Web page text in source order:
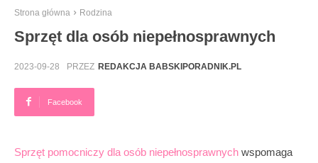
Strona główna Rodzina
Sprzęt dla osób niepełnosprawnych
2023-09-28 PRZEZ REDAKCJA BABSKIPORADNIK.PL
Facebook
Sprzęt pomocniczy dla osób niepełnosprawnych wspomaga